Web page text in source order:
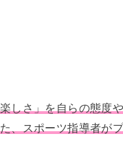
しさ」を自らの態度
、スポーツ指導者が